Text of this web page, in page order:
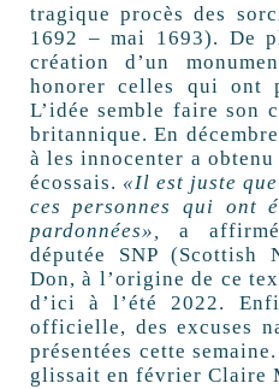
tragique procès des
1692 – mai 1693). De
création d’un
honorer celles qui ont
L’idée semble faire son
britannique. En
à les innocenter a
écossais. «Il est juste
ces personnes qui ont
pardonnées», a
députée SNP (Scottish
Don, à l’origine de ce
d’ici à l’été 2022.
officielle, des excuses
présentées cette semaine.
glissait en février Claire